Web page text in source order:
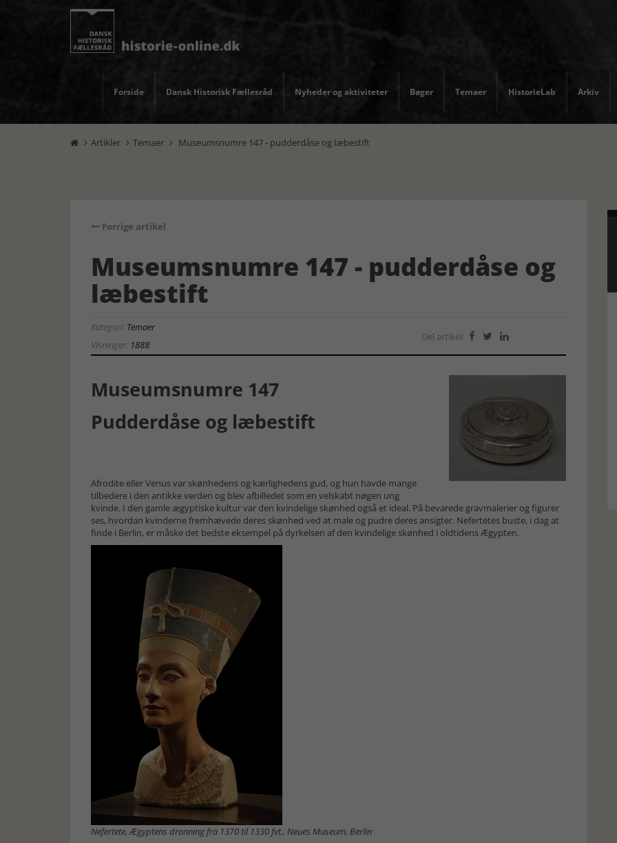
Forside Dansk Historisk Fællesråd Nyheder og aktiviteter Bøger Temaer HistorieLab Arkiv
 Artikler  Temaer  Museumsnumre 147 - pudderdåse og læbestift
Forrige artikel
Museumsnumre 147 - pudderdåse og
læbestift
Kategori: Temaer
Visninger: 1888
Del artikel:   
Museumsnumre 147
Pudderdåse og læbestift
Afrodite eller Venus var skønhedens og kærlighedens gud, og hun havde mange
tilbedere i den antikke verden og blev afbilledet som en velskabt nøgen ung
kvinde. I den gamle ægyptiske kultur var den kvindelige skønhed også et ideal. På bevarede gravmalerier og figurer
ses, hvordan kvinderne fremhævede deres skønhed ved at male og pudre deres ansigter. Nefertetes buste, i dag at
finde i Berlin, er måske det bedste eksempel på dyrkelsen af den kvindelige skønhed i oldtidens Ægypten.
Nefertete, Ægyptens dronning fra 1370 til 1330 fvt., Neues Museum, Berlin